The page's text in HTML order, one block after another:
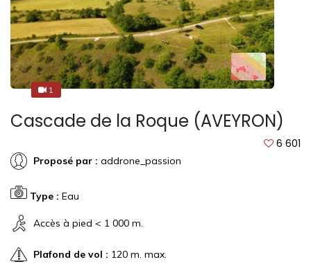
31
Cascade de la Roque (AVEYRON)
6 601
Proposé par : addrone_passion
Type : Eau
Accès à pied < 1 000 m.
Plafond de vol : 120 m. max.